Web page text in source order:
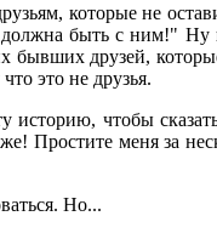
которые не
быть с ним!" Ну
друзей,
это не друзья.
чтобы
Простите меня за
Но...